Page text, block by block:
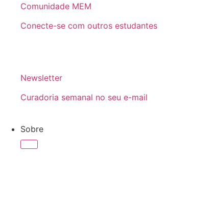
Comunidade MEM
Conecte-se com outros estudantes
Newsletter
Curadoria semanal no seu e-mail
Sobre